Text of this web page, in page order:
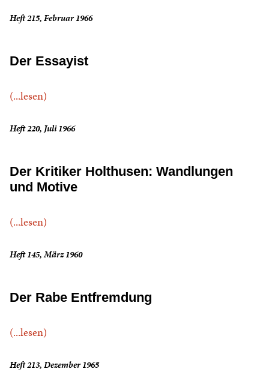
Heft 215, Februar 1966
Der Essayist
(...lesen)
Heft 220, Juli 1966
Der Kritiker Holthusen: Wandlungen
und Motive
(...lesen)
Heft 145, März 1960
Der Rabe Entfremdung
(...lesen)
Heft 213, Dezember 1965